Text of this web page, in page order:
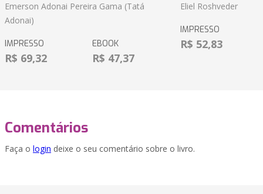
Emerson Adonai Pereira Gama (Tatá
Adonai)
IMPRESSO
R$ 69,32
EBOOK
R$ 47,37
Eliel Roshveder
IMPRESSO
R$ 52,83
Comentários
Faça o login deixe o seu comentário sobre o livro.